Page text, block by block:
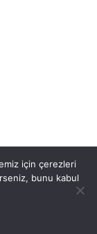
için çerezleri
bunu kabul